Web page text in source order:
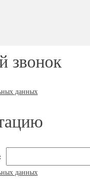
звонок
данных
данных